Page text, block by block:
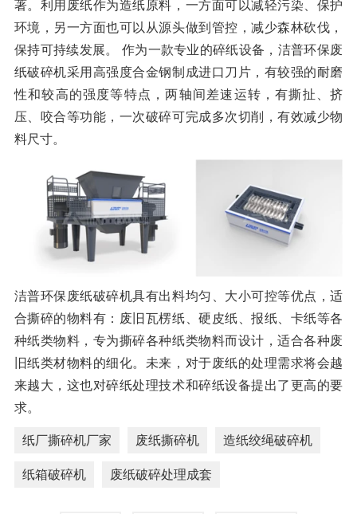
著。利用废纸作为造纸原料，一方面可以减轻污染、保护
环境，另一方面也可以从源头做到管控，减少森林砍伐，
保持可持续发展。 作为一款专业的碎纸设备，洁普环保废
纸破碎机采用高强度合金钢制成进口刀片，有较强的耐磨
性和较高的强度等特点，两轴间差速运转，有撕扯、挤
压、咬合等功能，一次破碎可完成多次切削，有效减少物
料尺寸。
洁普环保废纸破碎机具有出料均匀、大小可控等优点，适
合撕碎的物料有：废旧瓦楞纸、硬皮纸、报纸、卡纸等各
种纸类物料，专为撕碎各种纸类物料而设计，适合各种废
旧纸类材物料的细化。未来，对于废纸的处理需求将会越
来越大，这也对碎纸处理技术和碎纸设备提出了更高的要
求。
纸厂撕碎机厂家 废纸撕碎机 造纸绞绳破碎机
纸箱破碎机 废纸破碎处理成套